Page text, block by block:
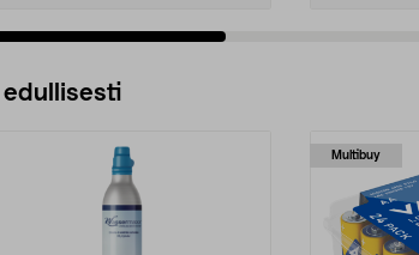
Multibuy